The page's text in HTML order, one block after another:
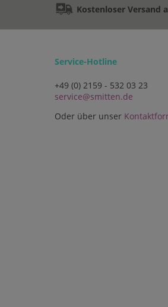
Kostenloser Versand
Service-Hotline
+49 (0) 2159 - 532 03 23
service@smitten.de
Oder über unser